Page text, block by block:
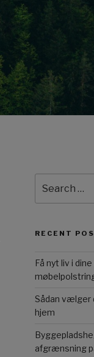
for:
RECENT
Få nyt liv i
Sådan vælger
hjem
afgrænsning